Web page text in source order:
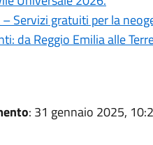
Servizi gratuiti per la
da Reggio Emilia alle
: 31 gennaio 2025,